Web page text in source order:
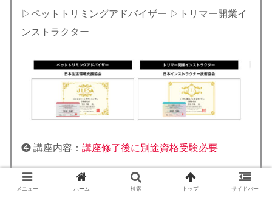
▷ペットトリミングアドバイザー ▷トリマー開業イ
ンストラクター
❹ 講座内容： 講座修了後に別途資格受験必要
受講期間 6ヶ月（最短2ヶ月）
メニュー ホーム 検索 トップ サイドバー